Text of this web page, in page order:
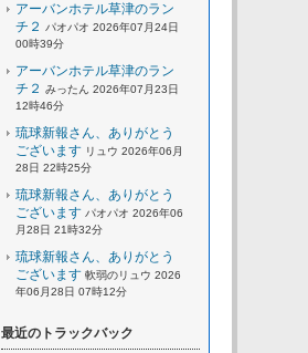
アーバンホテル草津のラン
チ２
パオパオ 2026年07月24日
00時39分
アーバンホテル草津のラン
チ２ みったん 2026年07月23日
12時46分
琉球新報さん、ありがとう
ございます リュウ 2026年06月
28日 22時25分
琉球新報さん、ありがとう
ございます パオパオ 2026年06
月28日 21時32分
琉球新報さん、ありがとう
ございます 軟弱のリュウ 2026
年06月28日 07時12分
最近のトラックバック